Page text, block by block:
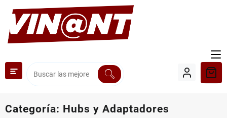
contenido
Categoría: Hubs y Adaptadores